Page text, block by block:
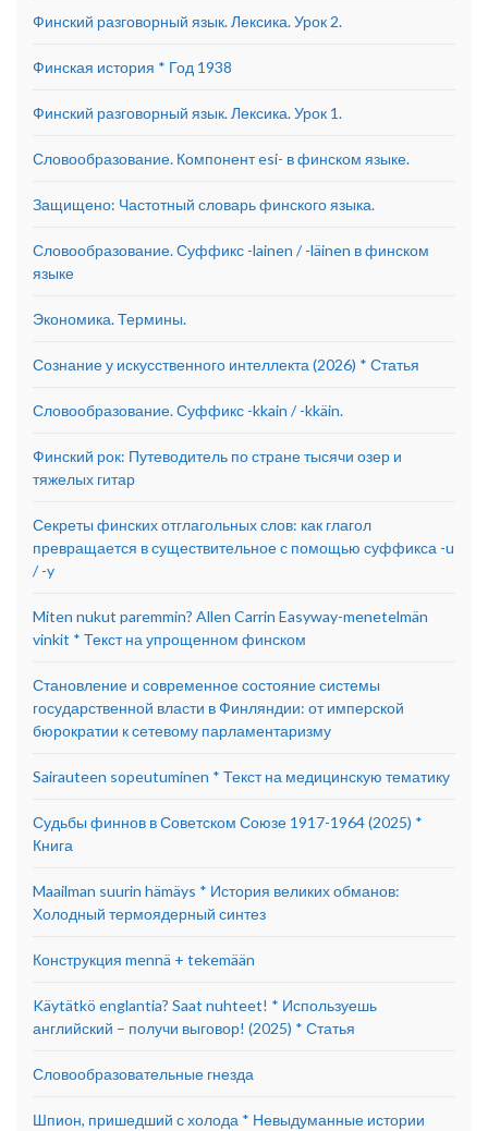
Финский разговорный язык. Лексика. Урок 2.
Финская история * Год 1938
Финский разговорный язык. Лексика. Урок 1.
Словообразование. Компонент esi- в финском языке.
Защищено: Частотный словарь финского языка.
Словообразование. Суффикс -lainen / -läinen в финском
языке
Экономика. Термины.
Сознание у искусственного интеллекта (2026) * Статья
Словообразование. Суффикс -kkain / -kkäin.
Финский рок: Путеводитель по стране тысячи озер и
тяжелых гитар
Секреты финских отглагольных слов: как глагол
превращается в существительное с помощью суффикса -u
/ -y
Miten nukut paremmin? Allen Carrin Easyway-menetelmän
vinkit * Текст на упрощенном финском
Становление и современное состояние системы
государственной власти в Финляндии: от имперской
бюрократии к сетевому парламентаризму
Sairauteen sopeutuminen * Текст на медицинскую тематику
Судьбы финнов в Советском Союзе 1917-1964 (2025) *
Книга
Maailman suurin hämäys * История великих обманов:
Холодный термоядерный синтез
Конструкция mennä + tekemään
Käytätkö englantia? Saat nuhteet! * Используешь
английский – получи выговор! (2025) * Статья
Словообразовательные гнезда
Шпион, пришедший с холода * Невыдуманные истории